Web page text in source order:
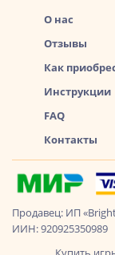
О нас
Отзывы
Как
Инструкции
FAQ
Контакты
Продавец: ИП
ИИН: 920925350989